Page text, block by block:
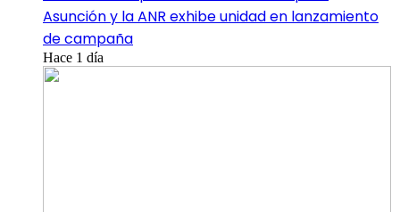
Asunción y la ANR exhibe unidad en lanzamiento
de campaña
Hace 1 día